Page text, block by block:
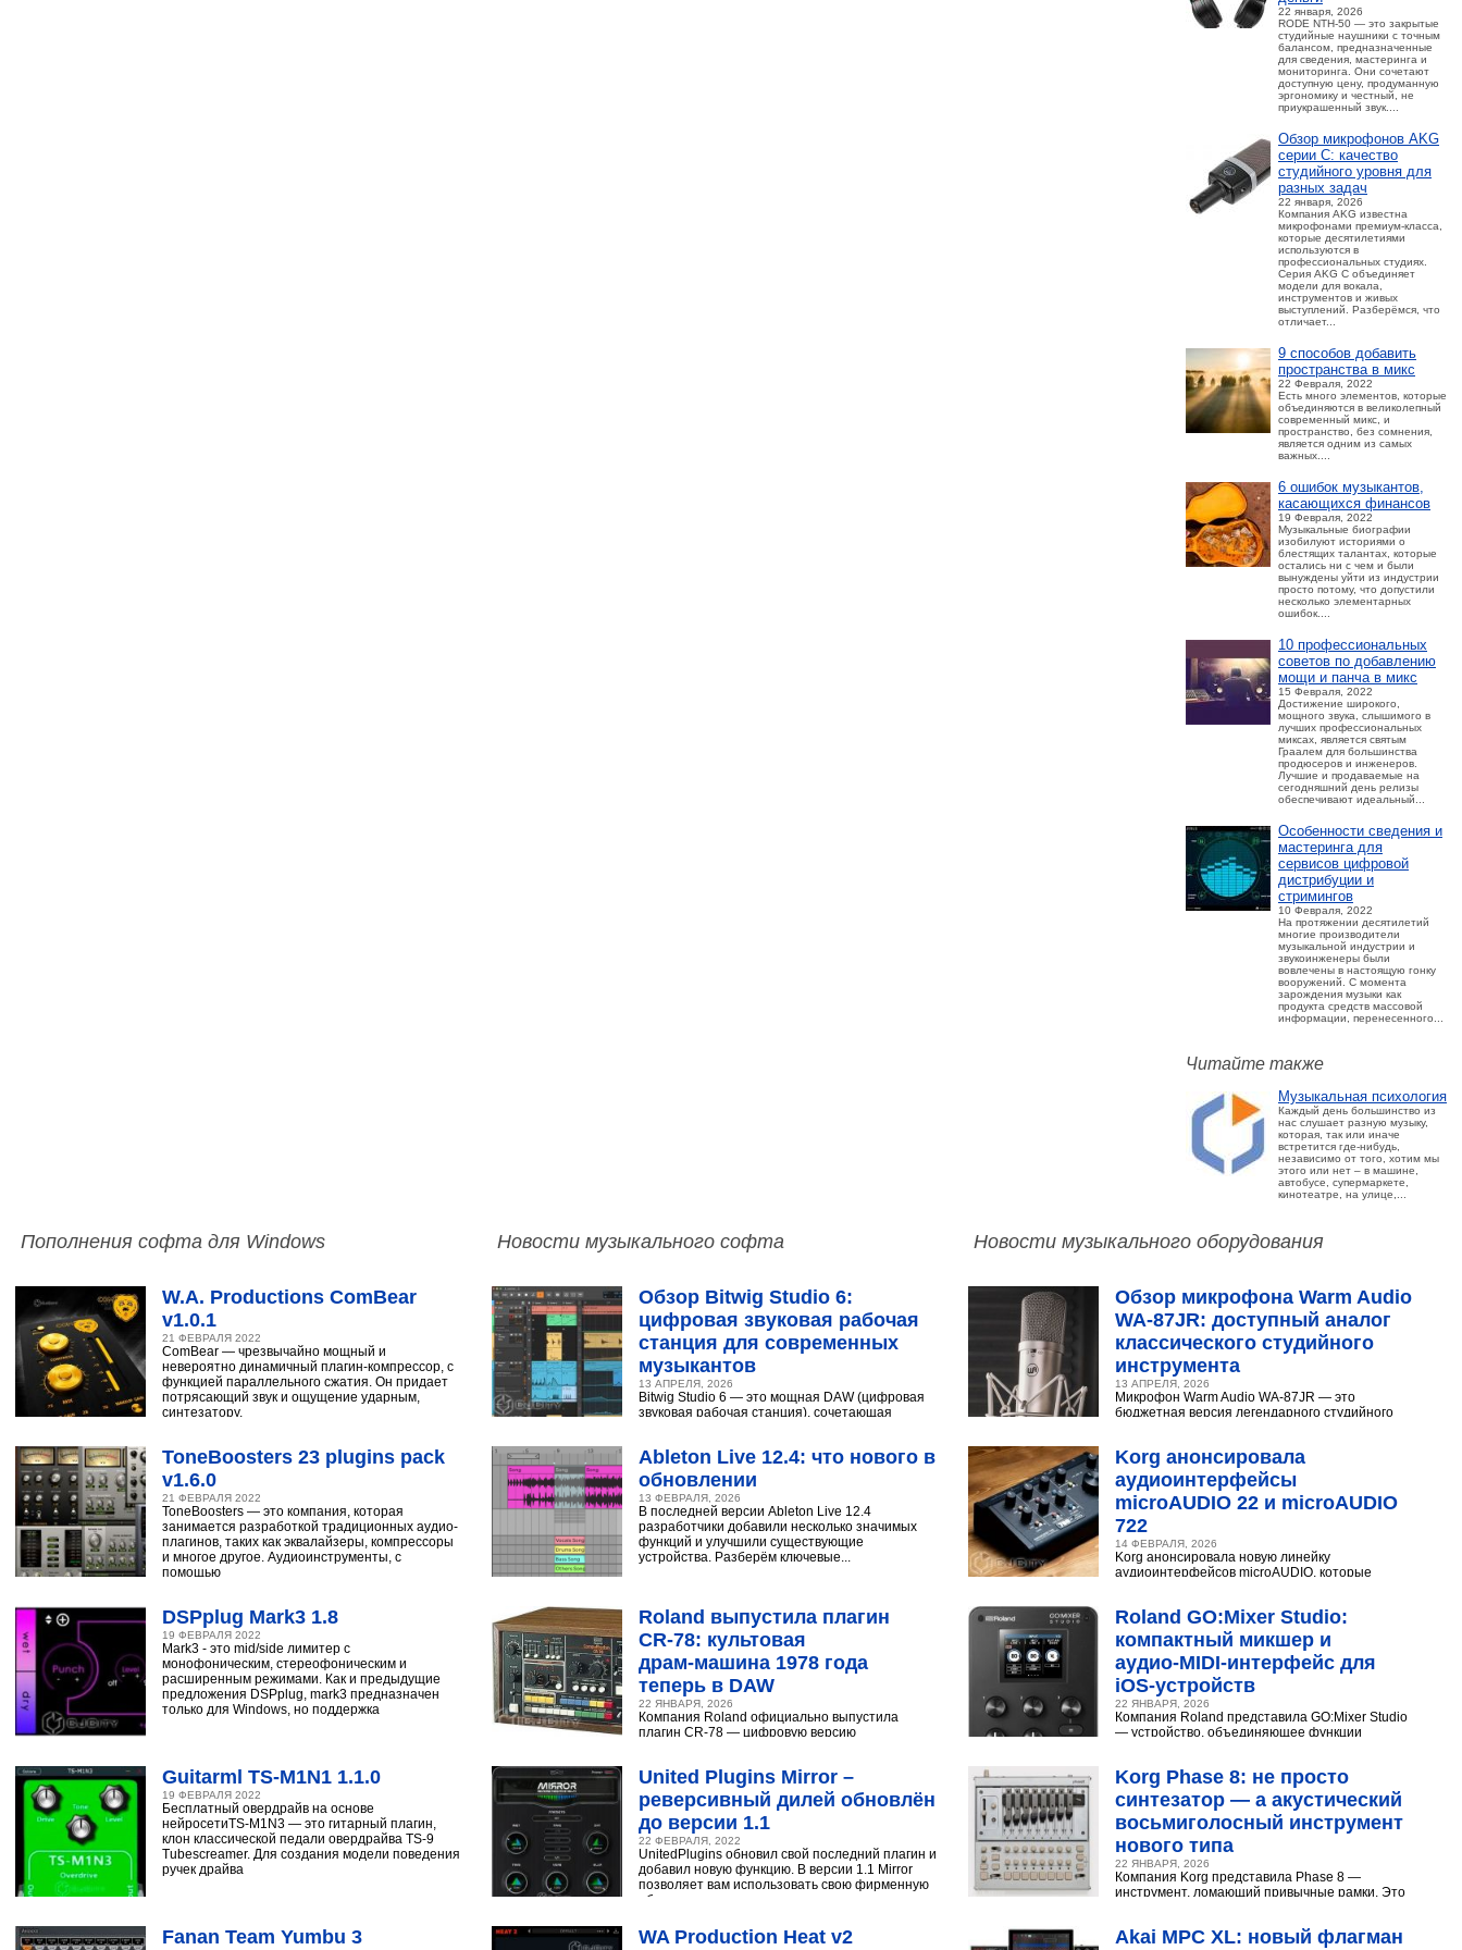
22 января, 2026
RODE NTH-50 — это закрытые
студийные наушники с точным
балансом, предназначенные
для сведения, мастеринга и
мониторинга. Они сочетают
доступную цену, продуманную
эргономику и честный, не
приукрашенный звук....
Обзор микрофонов AKG
серии C: качество
студийного уровня для
разных задач
22 января, 2026
Компания AKG известна
микрофонами премиум-класса,
которые десятилетиями
используются в
профессиональных студиях.
Серия AKG C объединяет
модели для вокала,
инструментов и живых
выступлений. Разберёмся, что
отличает...
9 способов добавить
пространства в микс
22 Февраля, 2022
Есть много элементов, которые
объединяются в великолепный
современный микс, и
пространство, без сомнения,
является одним из самых
важных....
6 ошибок музыкантов,
касающихся финансов
19 Февраля, 2022
Музыкальные биографии
изобилуют историями о
блестящих талантах, которые
остались ни с чем и были
вынуждены уйти из индустрии
просто потому, что допустили
несколько элементарных
ошибок....
10 профессиональных
советов по добавлению
мощи и панча в микс
15 Февраля, 2022
Достижение широкого,
мощного звука, слышимого в
лучших профессиональных
миксах, является святым
Граалем для большинства
продюсеров и инженеров.
Лучшие и продаваемые на
сегодняшний день релизы
обеспечивают идеальный...
Особенности сведения и
мастеринга для
сервисов цифровой
дистрибуции и
стримингов
10 Февраля, 2022
На протяжении десятилетий
многие производители
музыкальной индустрии и
звукоинженеры были
вовлечены в настоящую гонку
вооружений. С момента
зарождения музыки как
продукта средств массовой
информации, перенесенного...
Читайте также
Музыкальная психология
Каждый день большинство из
нас слушает разную музыку,
которая, так или иначе
встретится где-нибудь,
независимо от того, хотим мы
этого или нет – в машине,
автобусе, супермаркете,
кинотеатре, на улице,...
Пополнения софта для Windows
W.A. Productions ComBear
v1.0.1
21 ФЕВРАЛЯ 2022
ComBear — чрезвычайно мощный и
невероятно динамичный плагин-компрессор, с
функцией параллельного сжатия. Он придает
потрясающий звук и ощущение ударным,
синтезатору,
ToneBoosters 23 plugins pack
v1.6.0
21 ФЕВРАЛЯ 2022
ToneBoosters — это компания, которая
занимается разработкой традиционных аудио-
плагинов, таких как эквалайзеры, компрессоры
и многое другое. Аудиоинструменты, с
помощью
DSPplug Mark3 1.8
19 ФЕВРАЛЯ 2022
Mark3 - это mid/side лимитер с
монофоническим, стереофоническим и
расширенным режимами. Как и предыдущие
предложения DSPplug, mark3 предназначен
только для Windows, но поддержка
Guitarml TS-M1N1 1.1.0
19 ФЕВРАЛЯ 2022
Бесплатный овердрайв на основе
нейросетиTS-M1N3 — это гитарный плагин,
клон классической педали овердрайва TS-9
Tubescreamer. Для создания модели поведения
ручек драйва
Fanan Team Yumbu 3
Новости музыкального софта
Обзор Bitwig Studio 6:
цифровая звуковая рабочая
станция для современных
музыкантов
13 АПРЕЛЯ, 2026
Bitwig Studio 6 — это мощная DAW (цифровая
звуковая рабочая станция), сочетающая
Ableton Live 12.4: что нового в
обновлении
13 ФЕВРАЛЯ, 2026
В последней версии Ableton Live 12.4
разработчики добавили несколько значимых
функций и улучшили существующие
устройства. Разберём ключевые...
Roland выпустила плагин
CR‑78: культовая
драм‑машина 1978 года
теперь в DAW
22 ЯНВАРЯ, 2026
Компания Roland официально выпустила
плагин CR-78 — цифровую версию
United Plugins Mirror –
реверсивный дилей обновлён
до версии 1.1
22 ФЕВРАЛЯ, 2022
UnitedPlugins обновил свой последний плагин и
добавил новую функцию. В версии 1.1 Mirror
позволяет вам использовать свою фирменную
обратную...
WA Production Heat v2
Новости музыкального оборудования
Обзор микрофона Warm Audio
WA‑87JR: доступный аналог
классического студийного
инструмента
13 АПРЕЛЯ, 2026
Микрофон Warm Audio WA‑87JR — это
бюджетная версия легендарного студийного
Korg анонсировала
аудиоинтерфейсы
microAUDIO 22 и microAUDIO
722
14 ФЕВРАЛЯ, 2026
Korg анонсировала новую линейку
аудиоинтерфейсов microAUDIO, которые
Roland GO:Mixer Studio:
компактный микшер и
аудио‑MIDI‑интерфейс для
iOS‑устройств
22 ЯНВАРЯ, 2026
Компания Roland представила GO:Mixer Studio
— устройство, объединяющее функции
Korg Phase 8: не просто
синтезатор — а акустический
восьмиголосный инструмент
нового типа
22 ЯНВАРЯ, 2026
Компания Korg представила Phase 8 —
инструмент, ломающий привычные рамки. Это
Akai MPC XL: новый флагман